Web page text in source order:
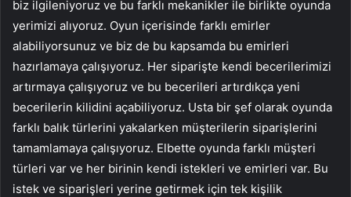
biz ilgileniyoruz ve bu farklı mekanikler ile birlikte oyunda
yerimizi alıyoruz. Oyun içerisinde farklı emirler
alabiliyorsunuz ve biz de bu kapsamda bu emirleri
hazırlamaya çalışıyoruz. Her siparişte kendi becerilerimizi
artırmaya çalışıyoruz ve bu becerileri artırdıkça yeni
becerilerin kilidini açabiliyoruz. Usta bir şef olarak oyunda
farklı balık türlerini yakalarken müşterilerin siparişlerini
tamamlamaya çalışıyoruz. Elbette oyunda farklı müşteri
türleri var ve her birinin kendi istekleri ve emirleri var. Bu
istek ve siparişleri yerine getirmek için tek kişilik